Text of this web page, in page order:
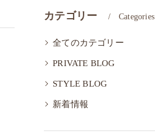
カテゴリー Categories
全てのカテゴリー
PRIVATE BLOG
STYLE BLOG
新着情報